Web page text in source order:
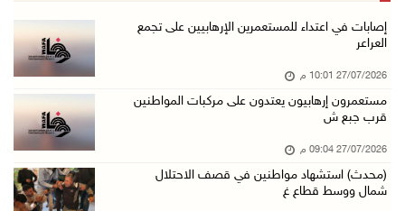
إصابات في اعتداء للمستعمرين الإرهابيين على تجمع
العراعر
27/07/2026 10:01 م
مستعمرون إرهابيون يعتدون على مركبات المواطنين
قرب جبع ش
27/07/2026 09:04 م
(محدث) استشهاد مواطنين في قصف الاحتلال
شمال ووسط قطاع غ